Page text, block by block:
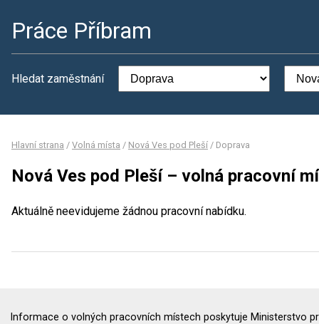
Práce Příbram
Hledat zaměstnání
Hlavní strana / Volná místa / Nová Ves pod Pleší / Doprava
Nová Ves pod Pleší – volná pracovní
Aktuálně neevidujeme žádnou pracovní nabídku.
Informace o volných pracovních místech poskytuje Ministerstvo